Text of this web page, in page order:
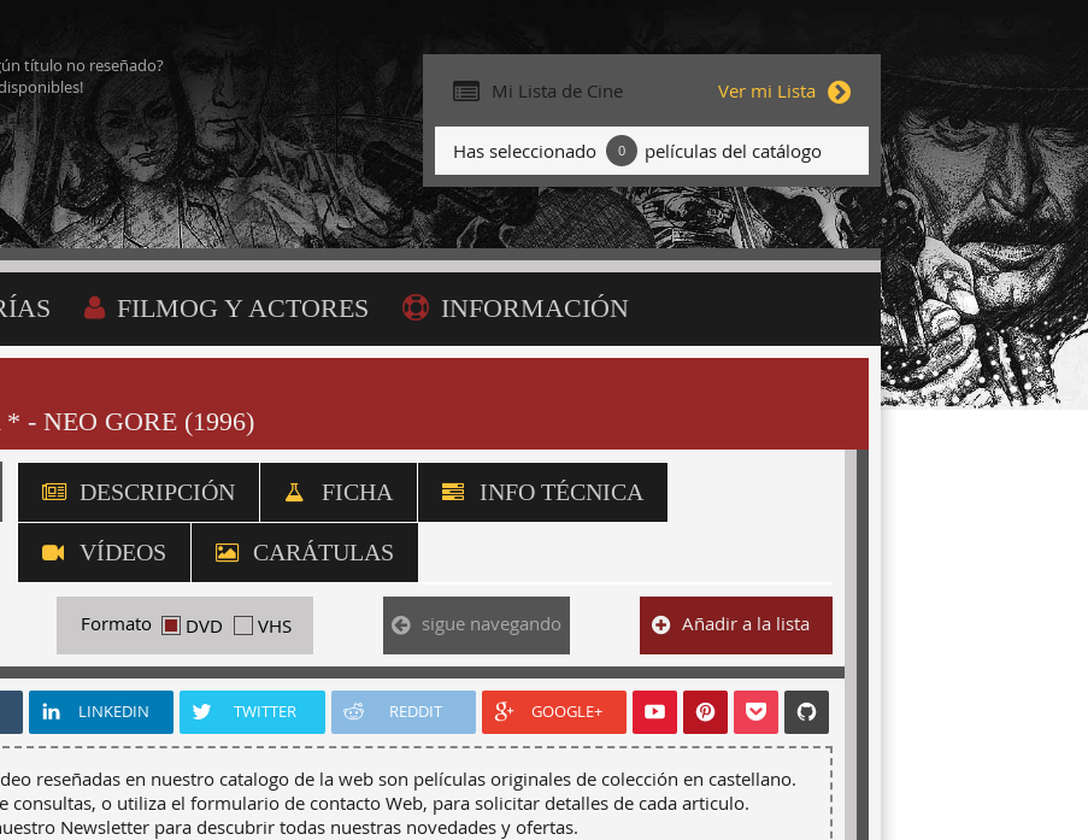
título no reseñado?
Mi Lista de Cine Ver mi Lista
Has seleccionado 0 películas del catálogo
FILMOG Y ACTORES INFORMACIÓN
- NEO GORE (1996)
DESCRIPCIÓN FICHA INFO TÉCNICA
VÍDEOS CARÁTULAS
Formato DVD VHS sigue navegando Añadir a la lista
LINKEDIN TWITTER REDDIT GOOGLE+
reseñadas en nuestro catalogo de la web son películas originales de colección en castellano.
consultas, o utiliza el formulario de contacto Web, para solicitar detalles de cada articulo.
Newsletter para descubrir todas nuestras novedades y ofertas.